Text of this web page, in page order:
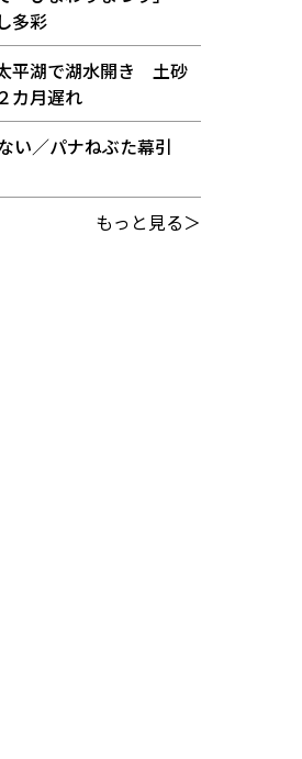
多彩
平湖で湖水開き 土砂
カ月遅れ
／パナねぶた幕引
もっと見る＞